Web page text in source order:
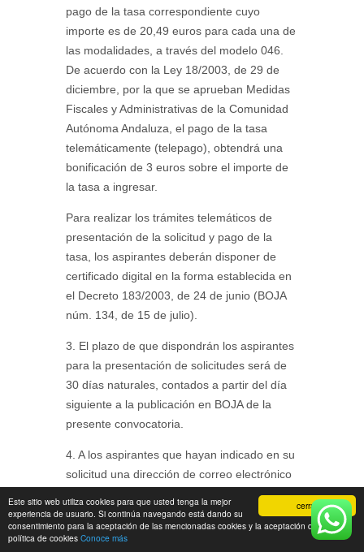
cerrar
Este sitio web utiliza cookies para que usted tenga la mejor
experiencia de usuario. Si continúa navegando está dando su
consentimiento para la aceptación de las mencionadas cookies y la aceptación de nuestra
política de cookies Conoce más
pago de la tasa correspondiente cuyo
importe es de 20,49 euros para cada una de
las modalidades, a través del modelo 046.
De acuerdo con la Ley 18/2003, de 29 de
diciembre, por la que se aprueban Medidas
Fiscales y Administrativas de la Comunidad
Autónoma Andaluza, el pago de la tasa
telemáticamente (telepago), obtendrá una
bonificación de 3 euros sobre el importe de
la tasa a ingresar.
Para realizar los trámites telemáticos de
presentación de la solicitud y pago de la
tasa, los aspirantes deberán disponer de
certificado digital en la forma establecida en
el Decreto 183/2003, de 24 de junio (BOJA
núm. 134, de 15 de julio).
3. El plazo de que dispondrán los aspirantes
para la presentación de solicitudes será de
30 días naturales, contados a partir del día
siguiente a la publicación en BOJA de la
presente convocatoria.
4. A los aspirantes que hayan indicado en su
solicitud una dirección de correo electrónico
o un número de teléfono móvil susceptible
de recibir mensajes cortos SMS, se les
informará por estos medios de la